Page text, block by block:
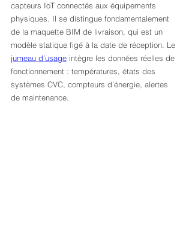
capteurs IoT connectés aux équipements
physiques. Il se distingue fondamentalement
de la maquette BIM de livraison, qui est un
modèle statique figé à la date de réception. Le
jumeau d’usage intègre les données réelles de
fonctionnement : températures, états des
systèmes CVC, compteurs d’énergie, alertes
de maintenance.